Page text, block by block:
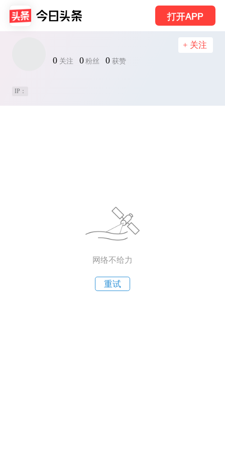
打开APP
0 关注 0 粉丝 0 获赞
+ 关注
IP：
网络不给力
重试